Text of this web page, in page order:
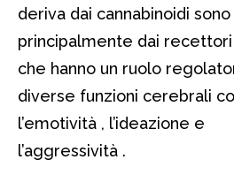
deriva dai cannabinoidi
principalmente dai recettori
che hanno un ruolo
diverse funzioni cerebrali
l’emotività , l’ideazione e
l’aggressività .